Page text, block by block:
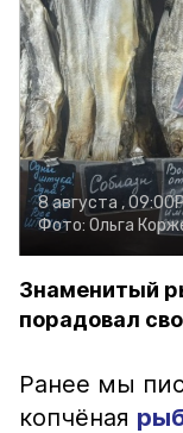
8 августа , 09:00
Фото: Ольга
Знаменитый
порадовал
Ранее мы
копчёная